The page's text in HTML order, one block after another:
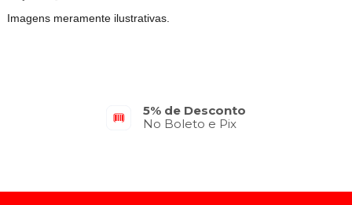
Imagens meramente ilustrativas.
Parcelamento em até 10x
No Cartão de Crédito